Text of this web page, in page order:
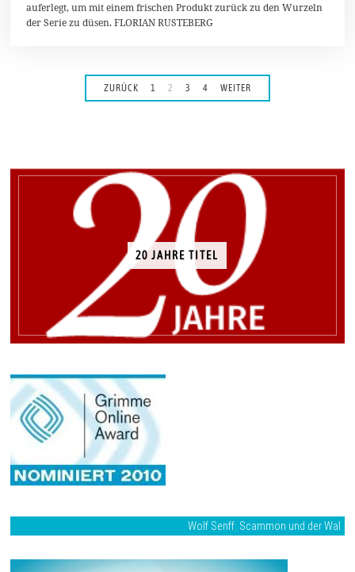
auferlegt, um mit einem frischen Produkt zurück zu den Wurzeln
der Serie zu düsen. FLORIAN RUSTEBERG
ZURÜCK 1 2 3 4 WEITER
20 JAHRE TITEL
Wolf Senff: Scammon und der Wal